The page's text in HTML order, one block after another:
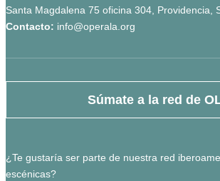
Santa Magdalena 75 oficina 304, Providencia,
Contacto: info@operala.org
Súmate a la red de
¿Te gustaría ser parte de nuestra red
escénicas?